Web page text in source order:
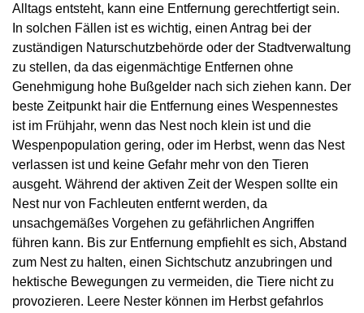
Alltags entsteht, kann eine Entfernung gerechtfertigt sein.
In solchen Fällen ist es wichtig, einen Antrag bei der
zuständigen Naturschutzbehörde oder der Stadtverwaltung
zu stellen, da das eigenmächtige Entfernen ohne
Genehmigung hohe Bußgelder nach sich ziehen kann. Der
beste Zeitpunkt hair die Entfernung eines Wespennestes
ist im Frühjahr, wenn das Nest noch klein ist und die
Wespenpopulation gering, oder im Herbst, wenn das Nest
verlassen ist und keine Gefahr mehr von den Tieren
ausgeht. Während der aktiven Zeit der Wespen sollte ein
Nest nur von Fachleuten entfernt werden, da
unsachgemäßes Vorgehen zu gefährlichen Angriffen
führen kann. Bis zur Entfernung empfiehlt es sich, Abstand
zum Nest zu halten, einen Sichtschutz anzubringen und
hektische Bewegungen zu vermeiden, die Tiere nicht zu
provozieren. Leere Nester können im Herbst gefahrlos